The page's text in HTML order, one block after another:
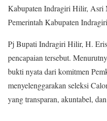
Kabupaten Indragiri Hilir, Asri
Pemerintah Kabupaten
Pj Bupati Indragiri Hilir, H.
pencapaian tersebut.
bukti nyata dari komitmen
menyelenggarakan seleksi
yang transparan, akuntabel,